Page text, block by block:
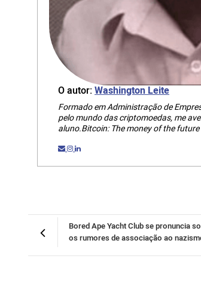
O autor:Washington Leite
Formado em Administração de
pelo mundo das criptomoedas, me
aluno.Bitcoin: The money of the future
Bored Ape Yacht Club se pronuncia
os rumores de associação ao